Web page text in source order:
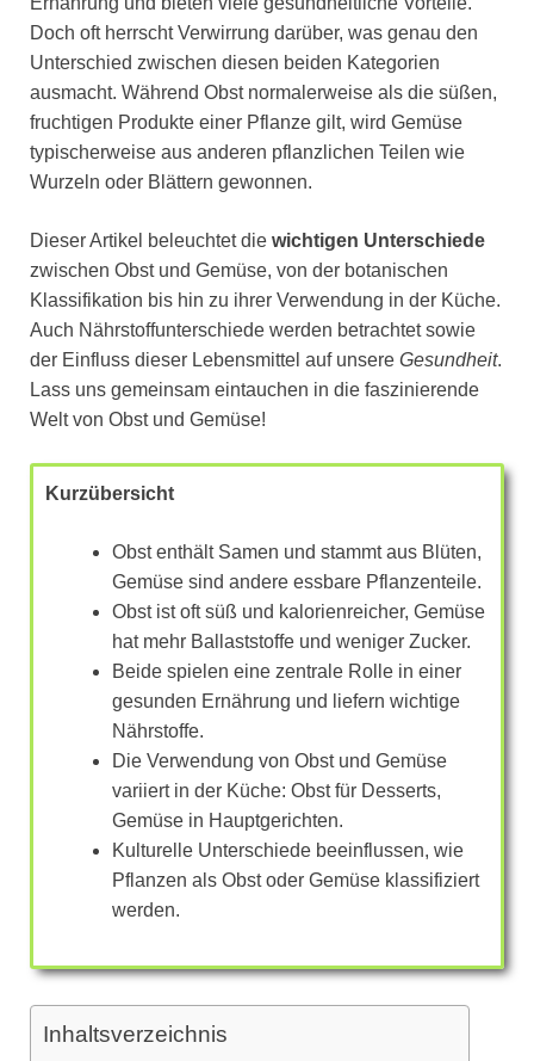
Doch oft herrscht Verwirrung darüber, was genau den
Unterschied zwischen diesen beiden Kategorien
ausmacht. Während Obst normalerweise als die süßen,
fruchtigen Produkte einer Pflanze gilt, wird Gemüse
typischerweise aus anderen pflanzlichen Teilen wie
Wurzeln oder Blättern gewonnen.
Dieser Artikel beleuchtet die wichtigen Unterschiede
zwischen Obst und Gemüse, von der botanischen
Klassifikation bis hin zu ihrer Verwendung in der Küche.
Auch Nährstoffunterschiede werden betrachtet sowie
der Einfluss dieser Lebensmittel auf unsere Gesundheit.
Lass uns gemeinsam eintauchen in die faszinierende
Welt von Obst und Gemüse!
Kurzübersicht
Obst enthält Samen und stammt aus Blüten,
Gemüse sind andere essbare Pflanzenteile.
Obst ist oft süß und kalorienreicher, Gemüse
hat mehr Ballaststoffe und weniger Zucker.
Beide spielen eine zentrale Rolle in einer
gesunden Ernährung und liefern wichtige
Nährstoffe.
Die Verwendung von Obst und Gemüse
variiert in der Küche: Obst für Desserts,
Gemüse in Hauptgerichten.
Kulturelle Unterschiede beeinflussen, wie
Pflanzen als Obst oder Gemüse klassifiziert
werden.
Inhaltsverzeichnis